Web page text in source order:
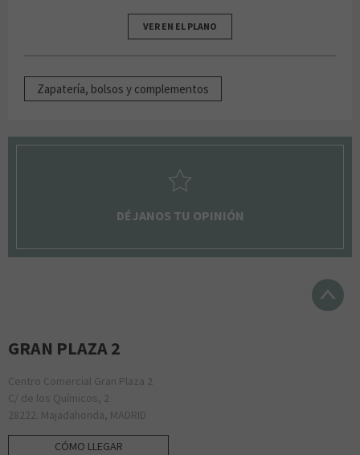
VER EN EL PLANO
Zapatería, bolsos y complementos
DÉJANOS TU OPINIÓN
GRAN PLAZA 2
Centro Comercial Gran Plaza 2
C/ de los Químicos, 2
28222. Majadahonda, MADRID
CÓMO LLEGAR